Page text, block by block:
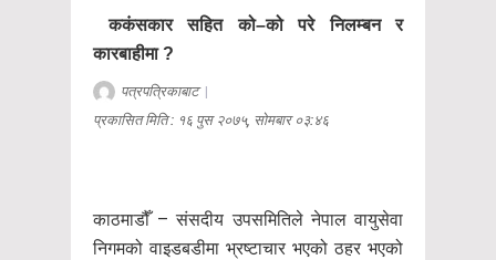
ककंसकार सहित को–को परे निलम्बन र
कारबाहीमा ?
पत्रपत्रिकाबाट|
प्रकासित मिति : १६ पुस २०७५, सोमबार ०३:४६
काठमाडौँ – संसदीय उपसमितिले नेपाल वायुसेवा
निगमको वाइडबडीमा भ्रष्टाचार भएको ठहर भएको